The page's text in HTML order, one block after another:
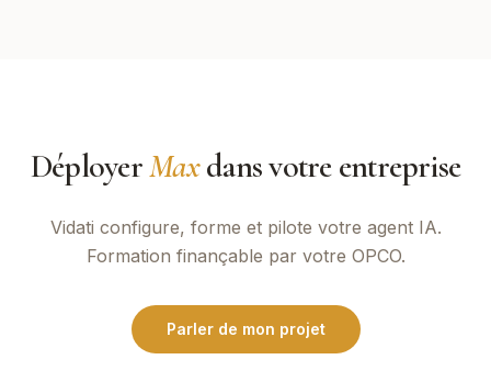
DéployerMaxdans votre entreprise
Vidati configure, forme et pilote votre agent IA.
Formation finançable par votre OPCO.
Parler de mon projet